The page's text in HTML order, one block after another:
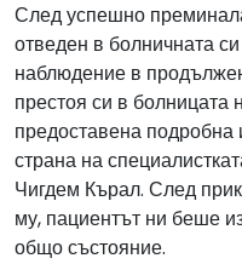
След успешно
отведен в болничната
наблюдение в
престоя си в болницата
предоставена
страна на
Чигдем Кърал. След
му, пациентът ни беше
общо състояние.